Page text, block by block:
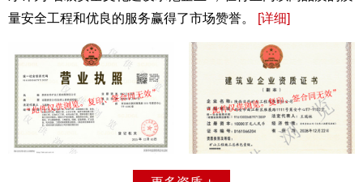
量安全工程和优良的服务赢得了市场赞誉。
[详细]